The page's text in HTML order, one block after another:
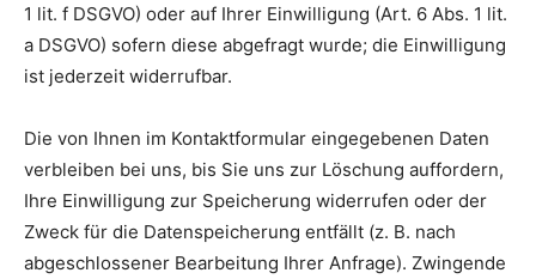
1 lit. f DSGVO) oder auf Ihrer Einwilligung (Art. 6 Abs. 1 lit.
a DSGVO) sofern diese abgefragt wurde; die Einwilligung
ist jederzeit widerrufbar.
Die von Ihnen im Kontaktformular eingegebenen Daten
verbleiben bei uns, bis Sie uns zur Löschung auffordern,
Ihre Einwilligung zur Speicherung widerrufen oder der
Zweck für die Datenspeicherung entfällt (z. B. nach
abgeschlossener Bearbeitung Ihrer Anfrage). Zwingende